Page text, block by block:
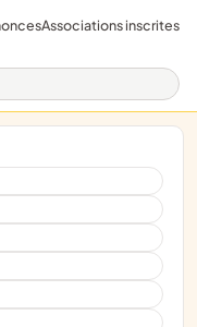
Associations inscrites